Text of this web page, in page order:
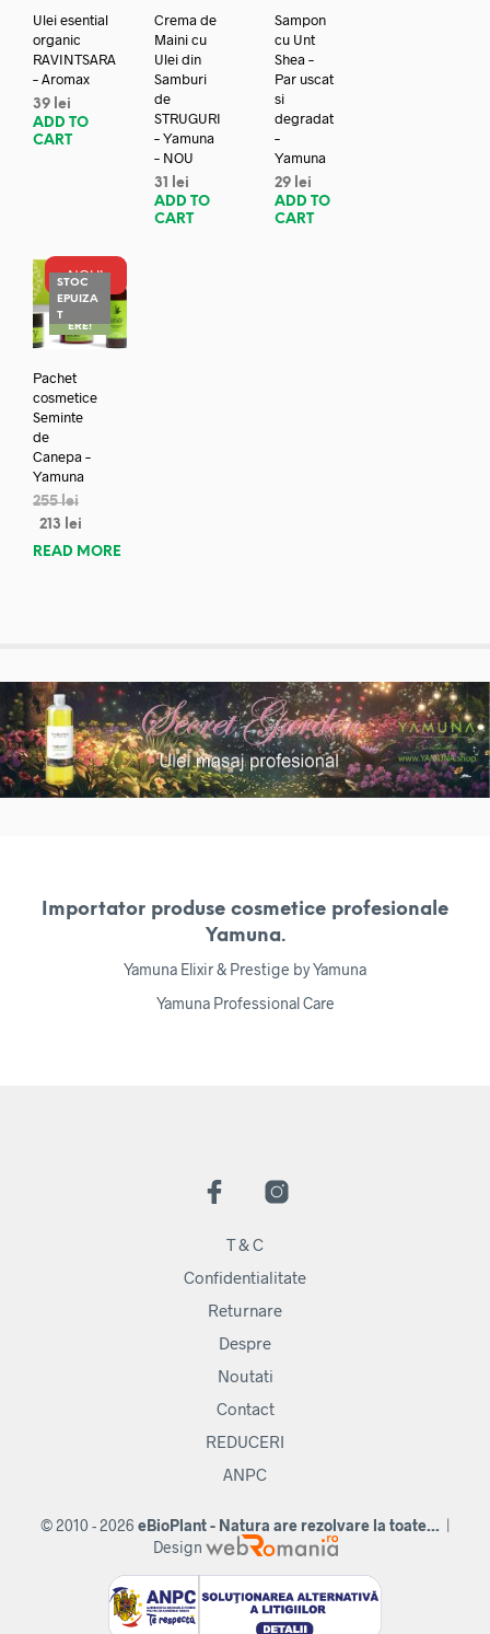
Ulei esential
organic
RAVINTSARA
– Aromax
39 lei
ADD TO
CART
Crema de
Maini cu
Ulei din
Samburi
de
STRUGURI
– Yamuna
– NOU
31
lei
ADD TO
CART
Sampon
cu Unt
Shea –
Par uscat
si
degradat
–
Yamuna
29 lei
ADD TO
CART
NOU!
STOC
EPUIZA
TREDUC
ERE!
Pachet
cosmetice
Seminte
de
Canepa –
Yamuna
255lei
213
lei
READ MORE
Importator produse cosmetice profesionale
Yamuna.
Yamuna Elixir & Prestige by Yamuna
Yamuna Professional Care
T & C
Confidentialitate
Returnare
Despre
Noutati
Contact
REDUCERI
ANPC
© 2010 - 2026 eBioPlant - Natura are rezolvare la toate... |
Design